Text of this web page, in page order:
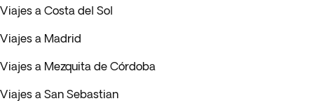
Viajes a Costa del Sol
Viajes a Madrid
Viajes a Mezquita de Córdoba
Viajes a San Sebastian